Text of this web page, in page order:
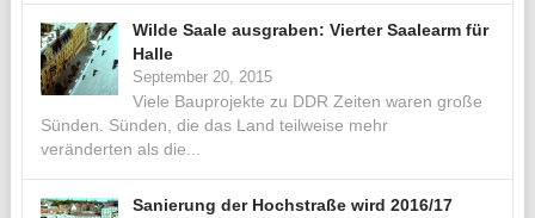
Wilde Saale ausgraben: Vierter Saalearm für
Halle
September 20, 2015
Viele Bauprojekte zu DDR Zeiten waren große
Sünden. Sünden, die das Land teilweise mehr
veränderten als die...
Sanierung der Hochstraße wird 2016/17